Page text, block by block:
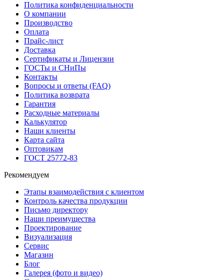
Политика конфиденциальности
О компании
Производство
Оплата
Прайс-лист
Доставка
Сертификаты и Лицензии
ГОСТы и СНиПы
Контакты
Вопросы и ответы (FAQ)
Политика возврата
Гарантия
Расходные материалы
Калькулятор
Наши клиенты
Карта сайта
Оптовикам
ГОСТ 25772-83
Рекомендуем
Этапы взаимодействия с клиентом
Контроль качества продукции
Письмо директору
Наши преимущества
Проектирование
Визуализация
Сервис
Магазин
Блог
Галерея (фото и видео)